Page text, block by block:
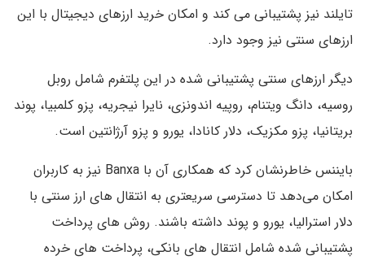
تایلند نیز پشتیبانی می کند و امکان خرید ارزهای دیجیتال با این
ارزهای سنتی نیز وجود دارد.
دیگر ارزهای سنتی پشتیبانی شده در این پلتفرم شامل روبل
روسیه، دانگ ویتنام، روپیه اندونزی، نایرا نیجریه، پزو کلمبیا، پوند
بریتانیا، پزو مکزیک، دلار کانادا، یورو و پزو آرژانتین است.
بایننس خاطرنشان کرد که همکاری آن با Banxa نیز به کاربران
امکان می‌دهد تا دسترسی سریعتری به انتقال های ارز سنتی با
دلار استرالیا، یورو و پوند داشته باشند. روش های پرداخت
پشتیبانی شده شامل انتقال های بانکی، پرداخت های خرده